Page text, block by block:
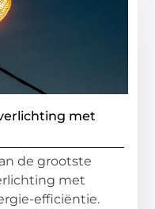
met
de grootste
met
efficiëntie.